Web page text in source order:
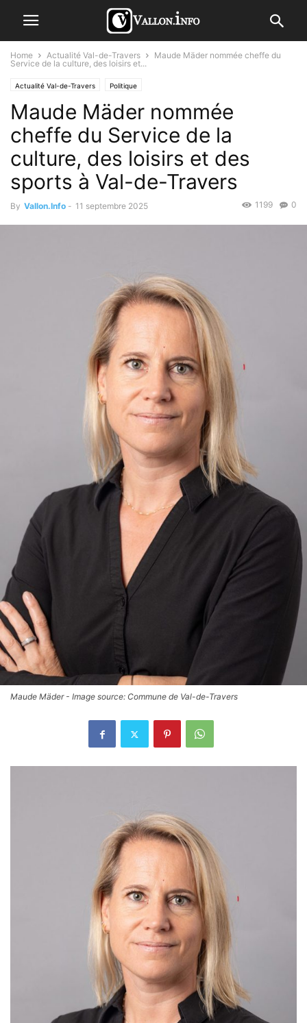
Home Actualité Val-de-Travers
Maude Mäder nommée cheffe du
Service de la culture, des loisirs et...
Actualité Val-de-Travers Politique
Maude Mäder nommée
cheffe du Service de la
culture, des loisirs et des
sports à Val-de-Travers
By Vallon.Info - 11 septembre 2025 0
1199
Maude Mäder - Image source: Commune de Val-de-Travers